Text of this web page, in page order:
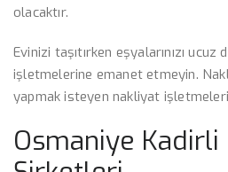
olacaktır.
Evinizi taşıtırken eşyalarınızı
işletmelerine emanet etmeyin.
yapmak isteyen nakliyat
Osmaniye